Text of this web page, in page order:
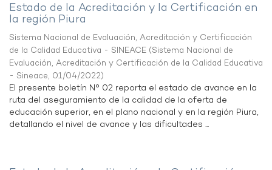
Estado de la Acreditación y la Certificación en
la región Piura
Sistema Nacional de Evaluación, Acreditación y Certificación
de la Calidad Educativa - SINEACE (Sistema Nacional de
Evaluación, Acreditación y Certificación de la Calidad Educativa
- Sineace, 01/04/2022)
El presente boletín N° 02 reporta el estado de avance en la
ruta del aseguramiento de la calidad de la oferta de
educación superior, en el plano nacional y en la región Piura,
detallando el nivel de avance y las dificultades ...